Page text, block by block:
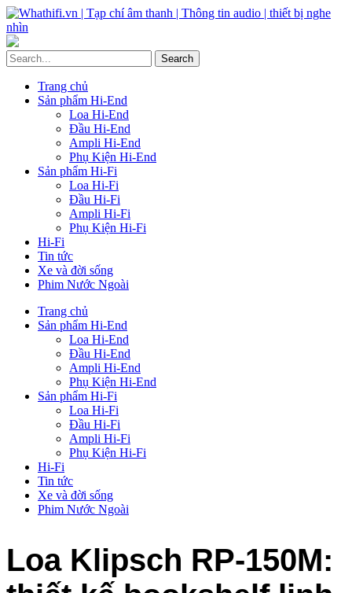
Trang chủ
Sản phẩm Hi-End
Loa Hi-End
Đầu Hi-End
Ampli Hi-End
Phụ Kiện Hi-End
Sản phẩm Hi-Fi
Loa Hi-Fi
Đầu Hi-Fi
Ampli Hi-Fi
Phụ Kiện Hi-Fi
Hi-Fi
Tin tức
Xe và đời sống
Phim Nước Ngoài
Trang chủ
Sản phẩm Hi-End
Loa Hi-End
Đầu Hi-End
Ampli Hi-End
Phụ Kiện Hi-End
Sản phẩm Hi-Fi
Loa Hi-Fi
Đầu Hi-Fi
Ampli Hi-Fi
Phụ Kiện Hi-Fi
Hi-Fi
Tin tức
Xe và đời sống
Phim Nước Ngoài
Loa Klipsch RP-150M: